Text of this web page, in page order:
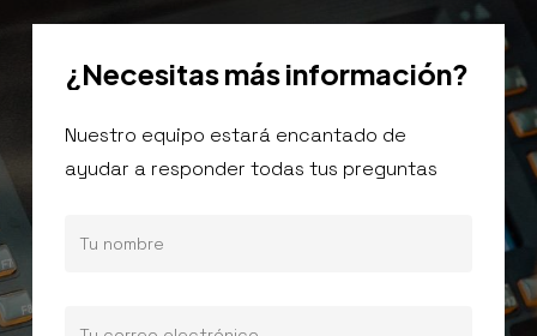
¿Necesitasmásinformación?
Nuestro equipo estará encantado de
ayudar a responder todas tus preguntas